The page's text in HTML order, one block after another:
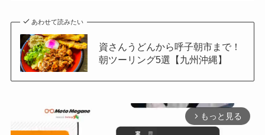
あわせて読みたい
資さんうどんから呼子朝市まで！
朝ツーリング5選【九州沖縄】
arrow_forward_ios もっと見る